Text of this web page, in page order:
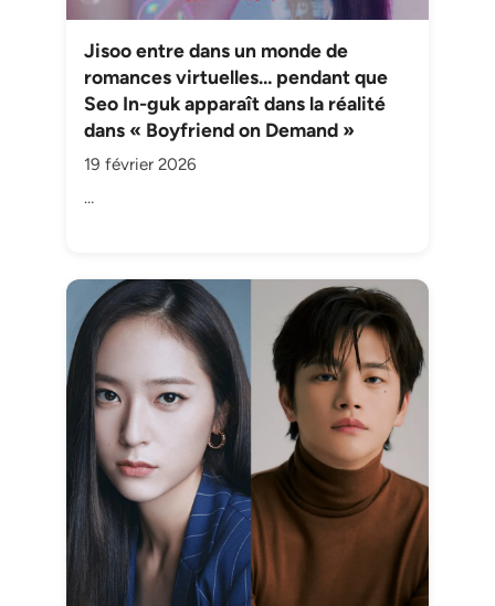
Jisoo entre dans un monde de
romances virtuelles… pendant que
Seo In-guk apparaît dans la réalité
dans « Boyfriend on Demand »
19 février 2026
…